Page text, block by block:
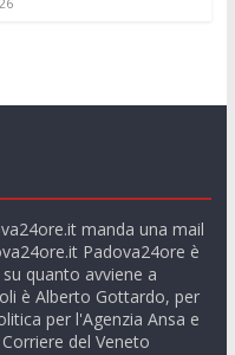
manda una mail
Padova24ore è
quanto avviene a
è Alberto Gottardo, per
per l'Agenzia Ansa e
del Veneto